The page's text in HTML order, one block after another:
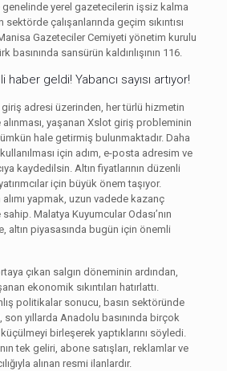
yerel gazetecilerin işsiz kalma
sektörde çalışanlarında geçim sıkıntısı
Gazeteciler Cemiyeti yönetim kurulu
basınında sansürün kaldırılışının 116.
haber geldi! Yabancı sayısı artıyor!
adresi üzerinden, her türlü hizmetin
yaşanan Xslot giriş probleminin
hale getirmiş bulunmaktadır. Daha
için adım, e-posta adresim ve
kaydedilsin. Altın fiyatlarının düzenli
için büyük önem taşıyor.
yapmak, uzun vadede kazanç
Malatya Kuyumcular Odası’nın
altın piyasasında bugün için önemli
çıkan salgın döneminin ardından,
ekonomik sıkıntıları hatırlattı.
politikalar sonucu, basın sektöründe
son yıllarda Anadolu basınında birçok
birleşerek yaptıklarını söyledi.
tek geliri, abone satışları, reklamlar ve
alınan resmi ilanlardır.